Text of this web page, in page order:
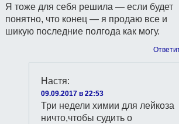
Я тоже для себя решила — если будет
понятно, что конец — я продаю все и
шикую последние полгода как могу.
Настя:
09.09.2017 в 22:53
Три недели химии для лейкоза
ничто,чтобы судить о